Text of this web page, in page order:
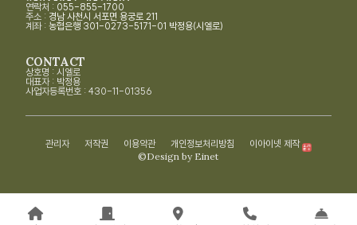
연락처 : 055-855-1700
주소 : 경남 사천시 서포면 용궁로 211
계좌 : 농협은행 301-0273-5171-01 박정용(시엘로)
CONTACT
상호명 : 시엘로
대표자 : 박정용
사업자등록번호 : 430-11-01356
관리자 저작권 이용약관 개인정보처리방침 이아이넷 제작
©Design by Einet